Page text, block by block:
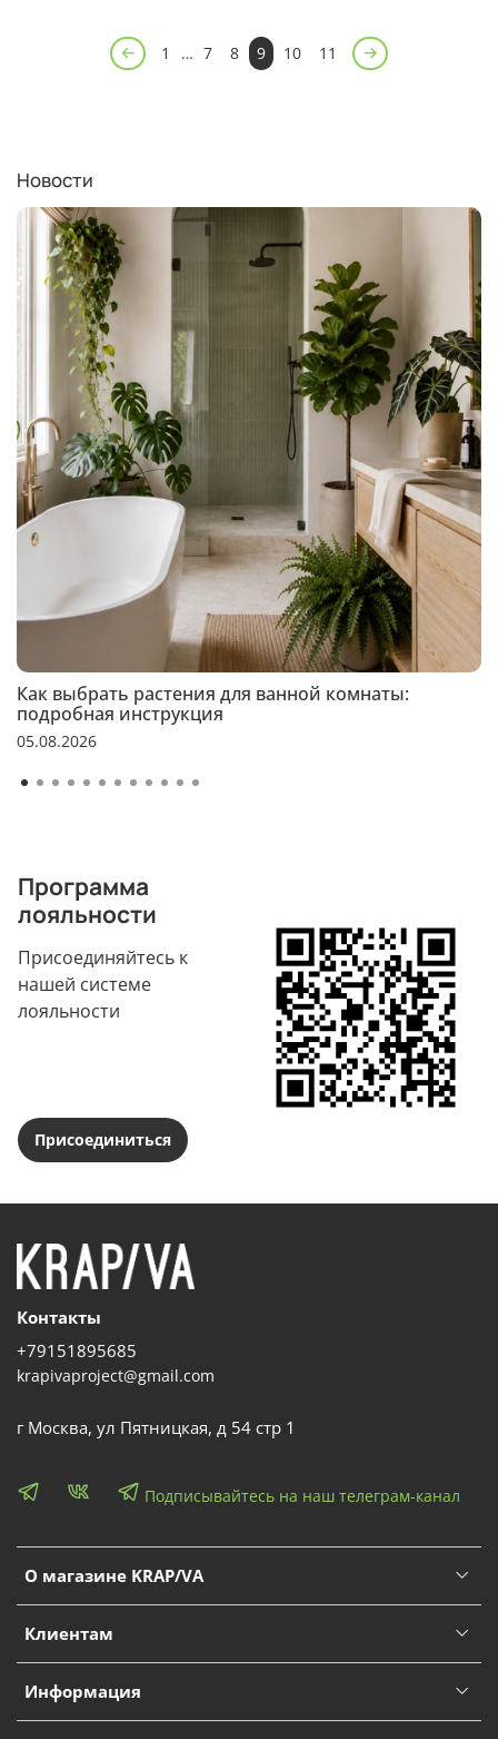
1 … 7 8 9 10 11
Новости
Как выбрать растения для ванной комнаты:
подробная инструкция
05.08.2026
Программа
лояльности
Присоединяйтесь к
нашей системе
лояльности
Присоединиться
О магазине KRAP/VA
Клиентам
Информация
Контакты
+79151895685
krapivaproject@gmail.com
г Москва, ул Пятницкая, д 54 стр 1
Подписывайтесь на наш телеграм-канал